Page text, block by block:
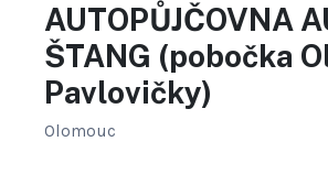
AUTOPŮJČOVNA
ŠTANG (pobočka
Pavlovičky)
Olomouc